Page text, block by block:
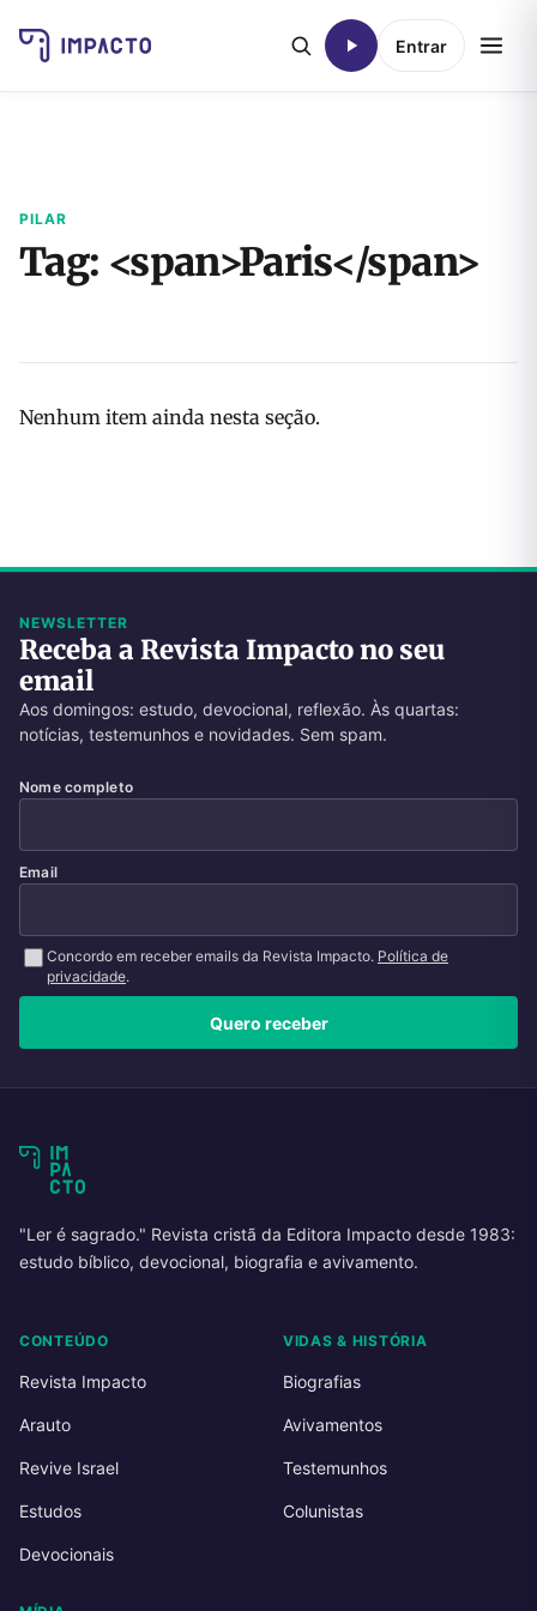
Entrar
PILAR
Tag: <span>Paris</span>
Nenhum item ainda nesta seção.
NEWSLETTER
Receba a Revista Impacto no seu
email
Aos domingos: estudo, devocional, reflexão. Às quartas:
notícias, testemunhos e novidades. Sem spam.
Nome completo
Email
Concordo em receber emails da Revista Impacto. Política de
privacidade.
Quero receber
"Ler é sagrado." Revista cristã da Editora Impacto desde 1983:
estudo bíblico, devocional, biografia e avivamento.
CONTEÚDO
Revista Impacto
Arauto
Revive Israel
Estudos
Devocionais
VIDAS & HISTÓRIA
Biografias
Avivamentos
Testemunhos
Colunistas